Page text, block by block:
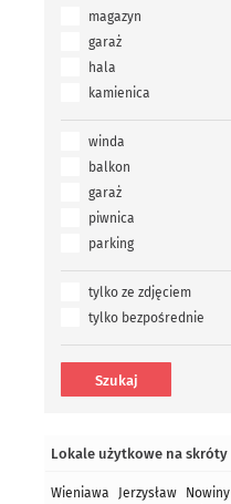
magazyn
garaż
hala
kamienica
winda
balkon
garaż
piwnica
parking
tylko ze zdjęciem
tylko bezpośrednie
Lokale użytkowe na skróty
Wieniawa Jerzysław
Nowiny